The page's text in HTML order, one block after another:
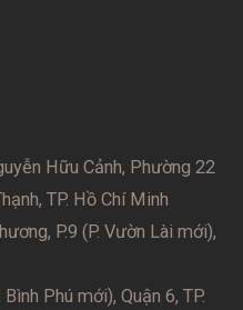
Hữu Cảnh, Phường 22
TP. Hồ Chí Minh
P.9 (P. Vườn Lài mới),
Phú mới), Quận 6, TP.